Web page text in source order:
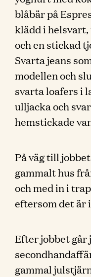
blåbär på
klädd i
och en stickad
Svarta jeans
modellen och
svarta loafers i
ulljacka och
hemstickade
På väg till
gammalt hus
och med in i
eftersom det är
Efter jobbet går
gammal